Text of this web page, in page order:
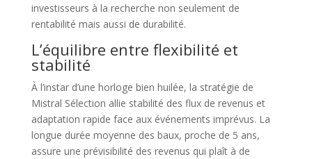
investisseurs à la recherche non seulement de
rentabilité mais aussi de durabilité.
L’équilibre entre flexibilité et
stabilité
À l’instar d’une horloge bien huilée, la stratégie de
Mistral Sélection allie stabilité des flux de revenus et
adaptation rapide face aux événements imprévus. La
longue durée moyenne des baux, proche de 5 ans,
assure une prévisibilité des revenus qui plaît à de